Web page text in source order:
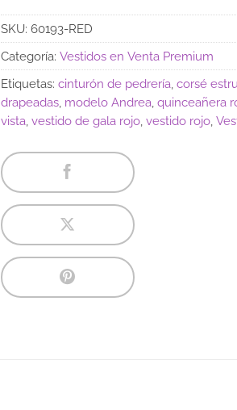
SKU: 60193-RED
Categoría: Vestidos en Venta Premium
Etiquetas: cinturón de pedrería corsé
drapeadas modelo Andrea quinceañera
vista vestido de gala rojo vestido rojo